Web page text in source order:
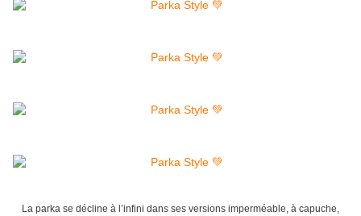
La parka se décline à l’infini dans ses versions imperméable, à capuche,